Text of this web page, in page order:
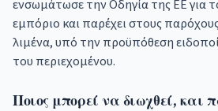
ενσωμάτωσε την Οδηγία της ΕΕ για
εμπόριο και παρέχει στους
λιμένα, υπό την προϋπόθεση
του περιεχομένου.
Ποιος μπορεί να διωχθεί, και